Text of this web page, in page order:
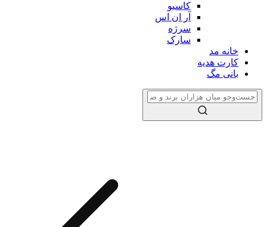
کاسیو
آر ان اس
سرژه
سارک
خانه مد
کارت هدیه
بانی مگ